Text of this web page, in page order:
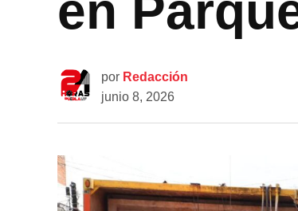
por Redacción
junio 8, 2026